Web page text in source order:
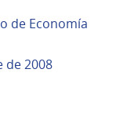
de Economía
de 2008